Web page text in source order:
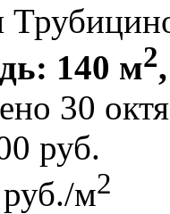
140 м2
30
руб.
м2